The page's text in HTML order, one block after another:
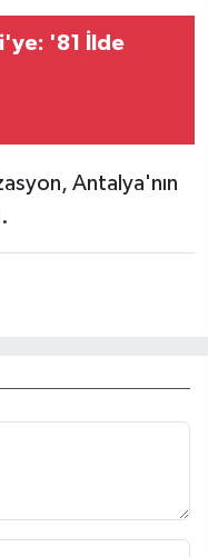
'81 İlde
Antalya'nın